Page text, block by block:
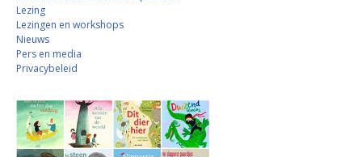
Lezing
Lezingen en workshops
Nieuws
Pers en media
Privacybeleid